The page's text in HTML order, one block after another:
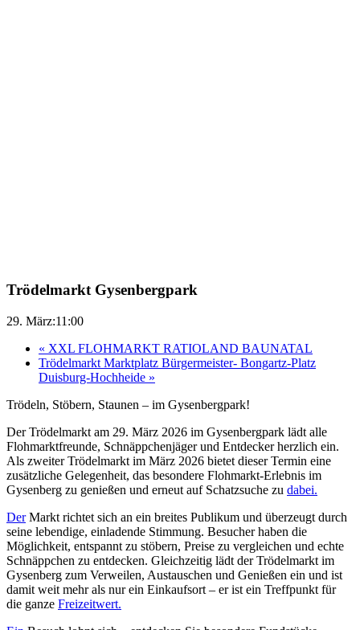
Trödelmarkt Gysenbergpark
29. März:11:00
« XXL FLOHMARKT RATIOLAND BAUNATAL
Trödelmarkt Marktplatz Bürgermeister- Bongartz-Platz
Duisburg-Hochheide »
Trödeln, Stöbern, Staunen – im Gysenbergpark!
Der Trödelmarkt am 29. März 2026 im Gysenbergpark lädt alle
Flohmarktfreunde, Schnäppchenjäger und Entdecker herzlich ein.
Als zweiter Trödelmarkt im März 2026 bietet dieser Termin eine
zusätzliche Gelegenheit, das besondere Flohmarkt-Erlebnis im
Gysenberg zu genießen und erneut auf Schatzsuche zu dabei.
DerMarkt richtet sich an ein breites Publikum und überzeugt durch
seine lebendige, einladende Stimmung. Besucher haben die
Möglichkeit, entspannt zu stöbern, Preise zu vergleichen und echte
Schnäppchen zu entdecken. Gleichzeitig lädt der Trödelmarkt im
Gysenberg zum Verweilen, Austauschen und Genießen ein und ist
damit weit mehr als nur ein Einkaufsort – er ist ein Treffpunkt für
die ganze Freizeitwert.